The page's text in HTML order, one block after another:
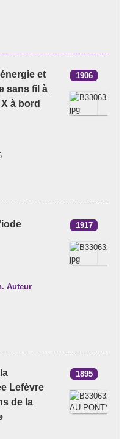
et
sans fil à
à bord
1906
1917
Auteur
Lefèvre
de la
1895